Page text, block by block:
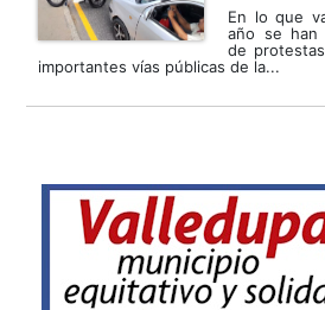
En lo que
año se han
de
importantes vías públicas de la...